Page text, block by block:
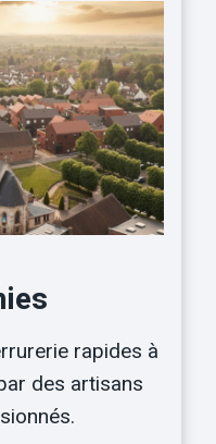
rapides à
des artisans